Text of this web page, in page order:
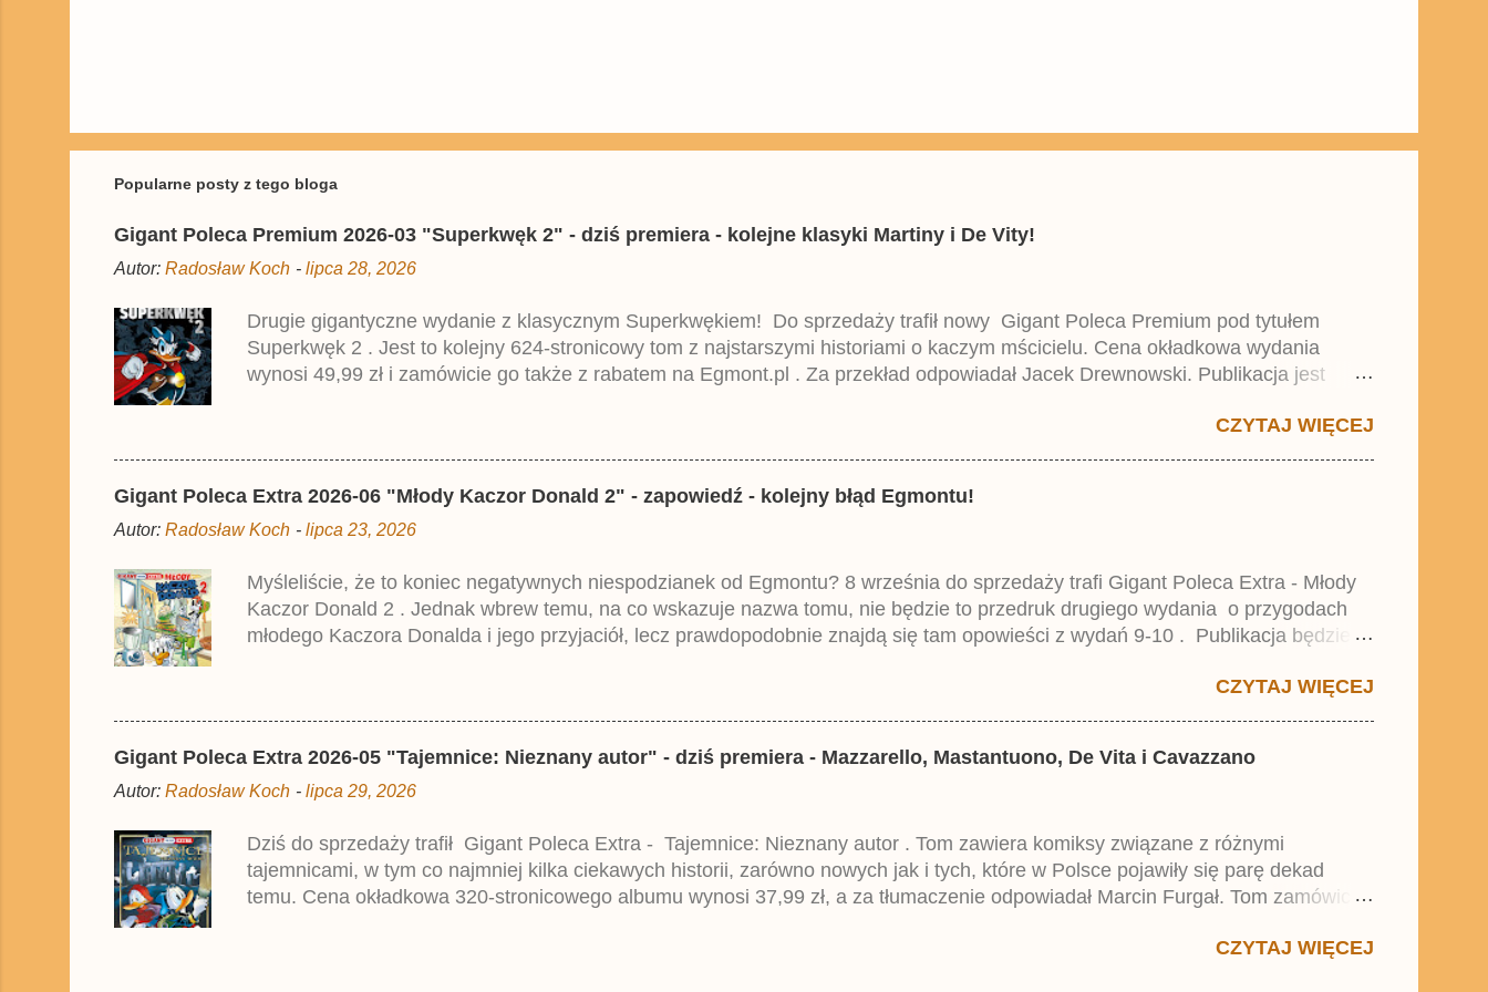
z
ś
j
k
o
e
n
t
a
r
z
Popularne posty z tego bloga
Gigant Poleca Premium 2026-03 "Superkwęk 2" - dziś premiera - kolejne klasyki Martiny i De Vity!
Autor: Radosław Koch - lipca 28, 2026
Drugie gigantyczne wydanie z klasycznym Superkwękiem! Do sprzedaży trafił nowy Gigant Poleca Premium pod tytułem
Superkwęk 2 . Jest to kolejny 624-stronicowy tom z najstarszymi historiami o kaczym mścicielu. Cena okładkowa wydania
wynosi 49,99 zł i zamówicie go także z rabatem na Egmont.pl . Za przekład odpowiadał Jacek Drewnowski. Publikacja jest
CZYTAJ WIĘCEJ
Gigant Poleca Extra 2026-06 "Młody Kaczor Donald 2" - zapowiedź - kolejny błąd Egmontu!
Autor: Radosław Koch - lipca 23, 2026
Myśleliście, że to koniec negatywnych niespodzianek od Egmontu? 8 września do sprzedaży trafi Gigant Poleca Extra - Młody
Kaczor Donald 2 . Jednak wbrew temu, na co wskazuje nazwa tomu, nie będzie to przedruk drugiego wydania o przygodach
młodego Kaczora Donalda i jego przyjaciół, lecz prawdopodobnie znajdą się tam opowieści z wydań 9-10 . Publikacja będzie
CZYTAJ WIĘCEJ
Gigant Poleca Extra 2026-05 "Tajemnice: Nieznany autor" - dziś premiera - Mazzarello, Mastantuono, De Vita i Cavazzano
Autor: Radosław Koch - lipca 29, 2026
Dziś do sprzedaży trafił Gigant Poleca Extra - Tajemnice: Nieznany autor . Tom zawiera komiksy związane z różnymi
tajemnicami, w tym co najmniej kilka ciekawych historii, zarówno nowych jak i tych, które w Polsce pojawiły się parę dekad
temu. Cena okładkowa 320-stronicowego albumu wynosi 37,99 zł, a za tłumaczenie odpowiadał Marcin Furgał. Tom zamówicie
CZYTAJ WIĘCEJ